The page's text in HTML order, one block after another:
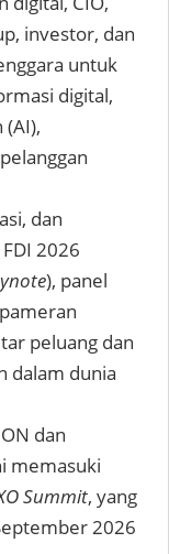
investor, dan
untuk
digital,
dan
2026
), panel
peluang dan
dalam dunia
dan
memasuki
Summit, yang
2026